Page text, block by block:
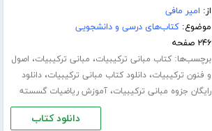
از: امیر مافی
موضوع:کتاب‌های درسی و دانشجویی
۲۴۶ صفحه
برچسب‌ها:کتاب مبانی ترکیبیات، مبانی ترکیبیات، اصول
و فنون ترکیبیات،دانلود کتاب مبانی ترکیبیات،دانلود
رایگان جزوه مبانی ترکیبیات،آموزش ریاضیات گسسته
دانلود کتاب